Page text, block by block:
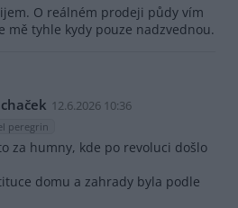
O reálném prodeji půdy vím
mě tyhle kydy pouze nadzvednou.
12.6.2026 10:36
peregrin
za humny, kde po revoluci došlo
domu a zahrady byla podle